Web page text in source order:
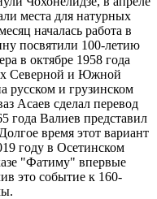
места для натурных
началась работа в
посвятили 100-летию
в октябре 1958 года
Северной и Южной
и грузинском
Асаев сделал перевод
года Валиев представил
время этот вариант
году в Осетинском
"Фатиму" впервые
это событие к 160-